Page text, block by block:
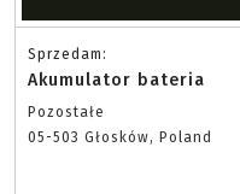
Sprzedam:
Akumulator bateria
Pozostałe
05-503 Głosków, Poland